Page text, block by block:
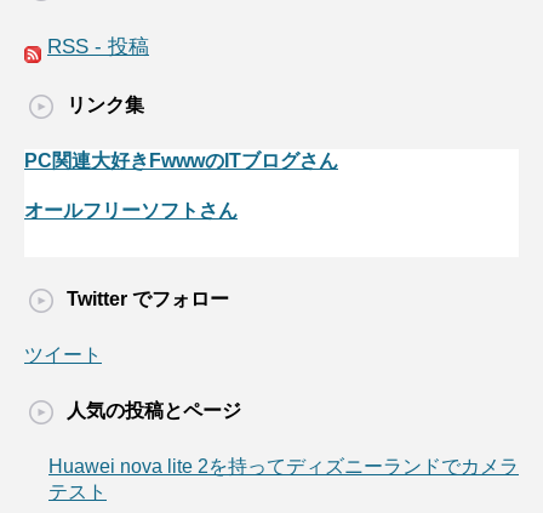
RSS - 投稿
リンク集
PC関連大好きFwwwのITブログさん
オールフリーソフトさん
Twitter でフォロー
ツイート
人気の投稿とページ
Huawei nova lite 2を持ってディズニーランドでカメラ
テスト